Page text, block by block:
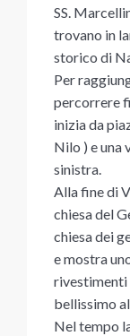
SS.
trovano in
storico di
Per
percorrere
inizia da
Nilo ) e una
sinistra.
Alla fine di
chiesa del
chiesa dei
e mostra
rivestimenti
bellissimo
Nel tempo